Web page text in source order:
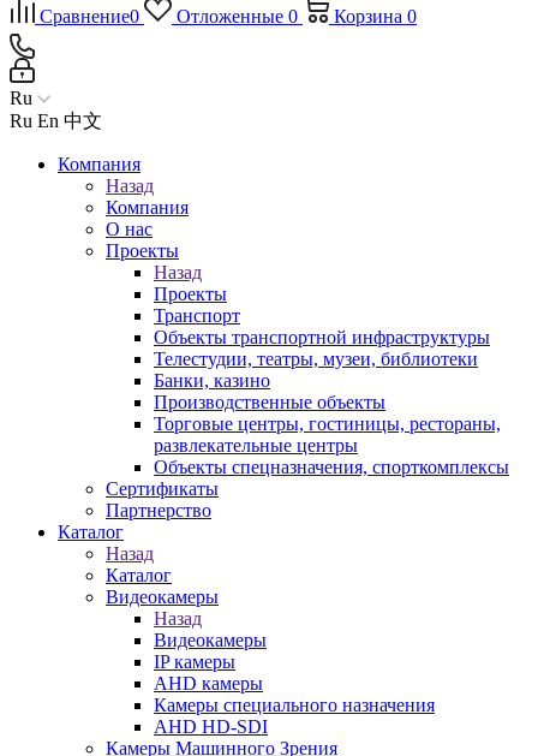
Сравнение0 Отложенные 0 Корзина 0
Ru
Ru En 中文
Компания
Назад
Компания
О нас
Проекты
Назад
Проекты
Транспорт
Объекты транспортной инфраструктуры
Телестудии, театры, музеи, библиотеки
Банки, казино
Производственные объекты
Торговые центры, гостиницы, рестораны,
развлекательные центры
Объекты спецназначения, спорткомплексы
Сертификаты
Партнерство
Каталог
Назад
Каталог
Видеокамеры
Назад
Видеокамеры
IP камеры
AHD камеры
Камеры специального назначения
AHD HD-SDI
Камеры Машинного Зрения